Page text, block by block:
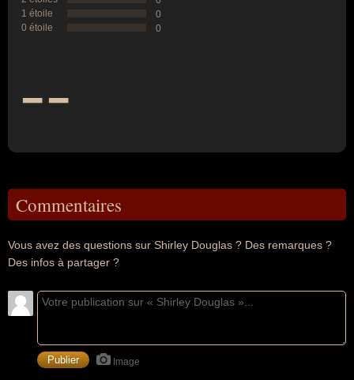
1 étoile
0
0 étoile
0
--
Commentaires
Vous avez des questions sur Shirley Douglas ? Des remarques ?
Des infos à partager ?
Image